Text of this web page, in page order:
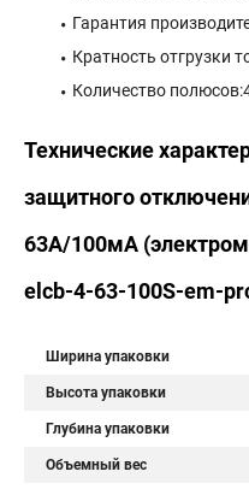
Гарантия
Кратность отгрузки
Количество
Технические
защитного
63А/100мА
elcb-4-63-100S-em-
Ширина упаковки
Высота упаковки
Глубина упаковки
Объемный вес